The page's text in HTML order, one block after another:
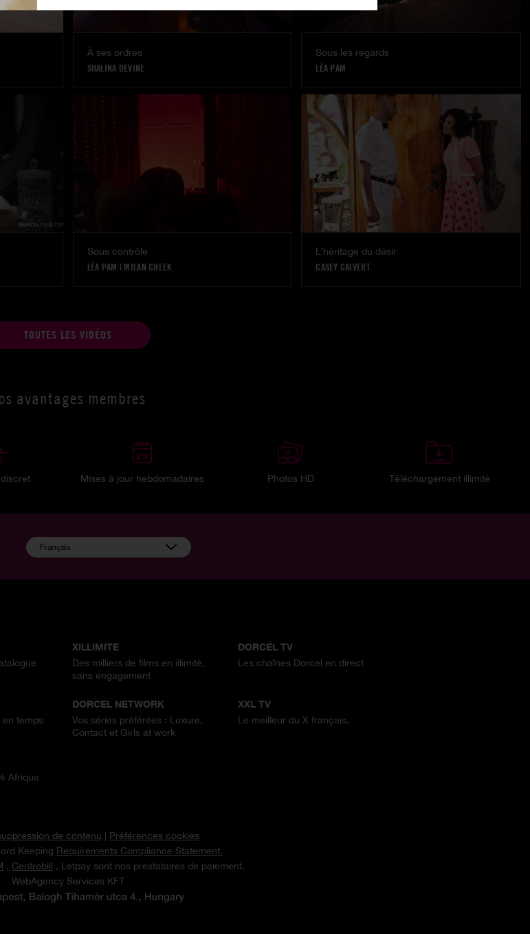
À ses ordres
SHALINA DEVINE
Sous les regards
LÉA PAM
Sous contrôle
LÉA PAM | MILAN CHEEK
L’héritage du désir
CASEY CALVERT
TOUTES LES VIDÉOS
avantages membres
Mises à jour hebdomadaires Photos HD Téléchargement illimité
Français
XILLIMITE
Des milliers de films en illimité,
sans engagement
DORCEL TV
Les chaînes Dorcel en direct
en temps
DORCEL NETWORK
Vos séries préférées : Luxure,
Contact et Girls at work
XXL TV
Le meilleur du X français.
Afrique
de contenu
Préférences cookies
Keeping Requirements Compliance Statement.
, Centrobill , Letpay sont nos prestataires de paiement.
WebAgency Services KFT